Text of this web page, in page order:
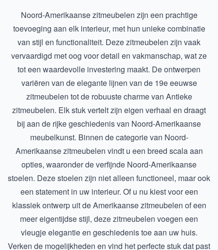
Noord-Amerikaanse zitmeubelen zijn een prachtige
toevoeging aan elk interieur, met hun unieke combinatie
van stijl en functionaliteit. Deze zitmeubelen zijn vaak
vervaardigd met oog voor detail en vakmanschap, wat ze
tot een waardevolle investering maakt. De ontwerpen
variëren van de elegante lijnen van de 19e eeuwse
zitmeubelen tot de robuuste charme van Antieke
zitmeubelen. Elk stuk vertelt zijn eigen verhaal en draagt
bij aan de rijke geschiedenis van Noord-Amerikaanse
meubelkunst. Binnen de categorie van Noord-
Amerikaanse zitmeubelen vindt u een breed scala aan
opties, waaronder de verfijnde Noord-Amerikaanse
stoelen. Deze stoelen zijn niet alleen functioneel, maar ook
een statement in uw interieur. Of u nu kiest voor een
klassiek ontwerp uit deAmerikaanse zitmeubelen of een
meer eigentijdse stijl, deze zitmeubelen voegen een
vleugje elegantie en geschiedenis toe aan uw huis.
Verken de mogelijkheden en vind het perfecte stuk dat past